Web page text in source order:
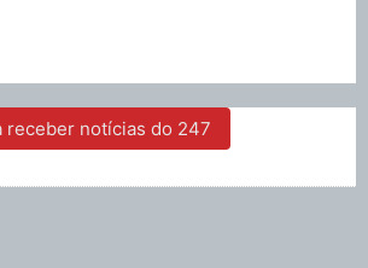
receber notícias do 247